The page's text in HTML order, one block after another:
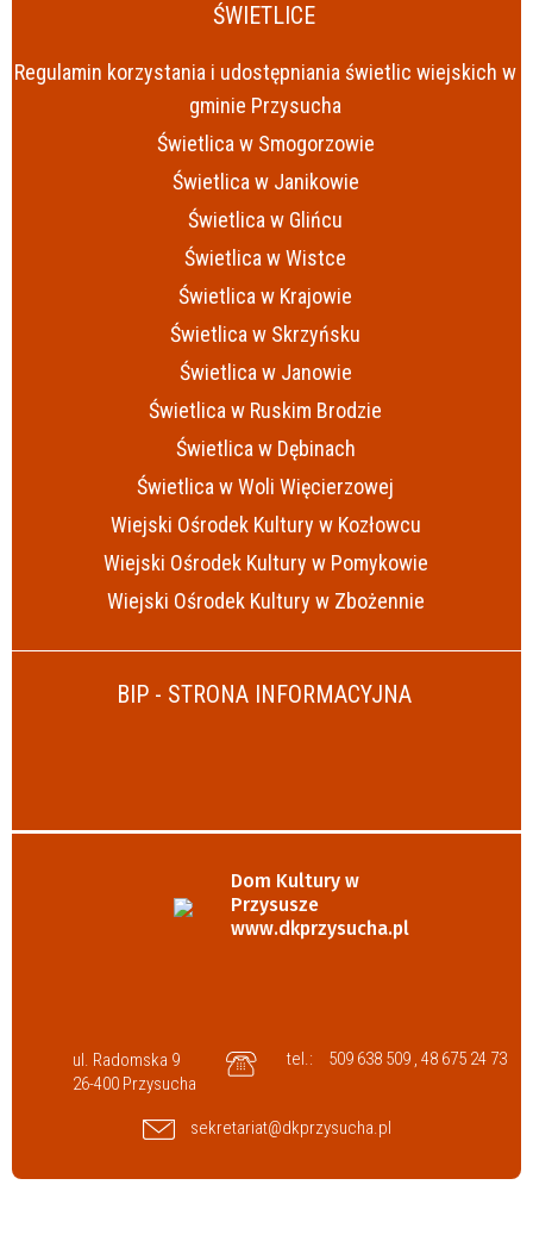
ŚWIETLICE
Regulamin korzystania i udostępniania świetlic wiejskich w
gminie Przysucha
Świetlica w Smogorzowie
Świetlica w Janikowie
Świetlica w Glińcu
Świetlica w Wistce
Świetlica w Krajowie
Świetlica w Skrzyńsku
Świetlica w Janowie
Świetlica w Ruskim Brodzie
Świetlica w Dębinach
Świetlica w Woli Więcierzowej
Wiejski Ośrodek Kultury w Kozłowcu
Wiejski Ośrodek Kultury w Pomykowie
Wiejski Ośrodek Kultury w Zbożennie
BIP - STRONA INFORMACYJNA
Dom Kultury w
Przysusze
www.dkprzysucha.pl
ul. Radomska 9
26-400 Przysucha
tel.: 509 638 509 , 48 675 24 73
sekretariat@dkprzysucha.pl